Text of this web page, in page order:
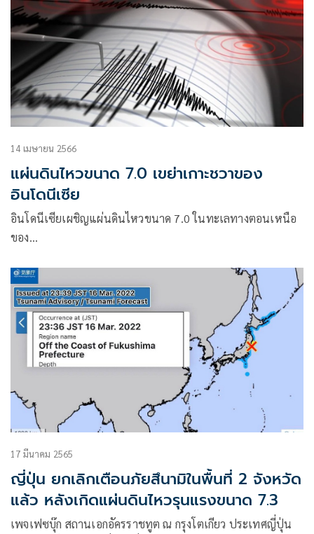
14 เมษายน 2566
แผ่นดินไหวขนาด 7.0 เขย่าเกาะชวาของ
อินโดนีเซีย
อินโดนีเซียเผชิญแผ่นดินไหวขนาด 7.0 ในทะเลทางตอนเหนือ
ของ…
17 มีนาคม 2565
ญี่ปุ่น ยกเลิกเตือนภัยสึนามิในพื้นที่ 2 จังหวัด
แล้ว หลังเกิดแผ่นดินไหวรุนแรงขนาด 7.3
เพจเฟซบุ๊ก สถานเอกอัครราชทูต ณ กรุงโตเกียว ประเทศญี่ปุ่น